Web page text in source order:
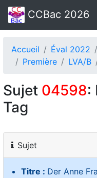
CCBac 2026
Accueil Éval 2022
Première
LVA/B
Sujet 04598:
Tag
Sujet
Titre : Der Anne